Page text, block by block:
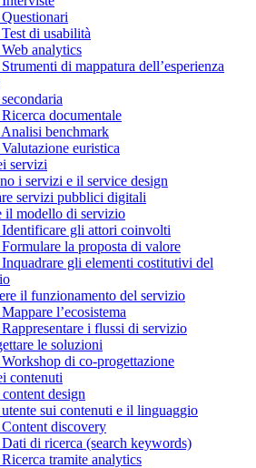
di usabilità
analytics
di mappatura dell’esperienza
documentale
benchmark
euristica
servizi
i servizi e il service design
servizi pubblici digitali
il modello di servizio
Identificare gli attori coinvolti
la proposta di valore
gli elementi costitutivi del
il funzionamento del servizio
l’ecosistema
i flussi di servizio
le soluzioni
di co-progettazione
contenuti
design
sui contenuti e il linguaggio
discovery
di ricerca (search keywords)
tramite analytics